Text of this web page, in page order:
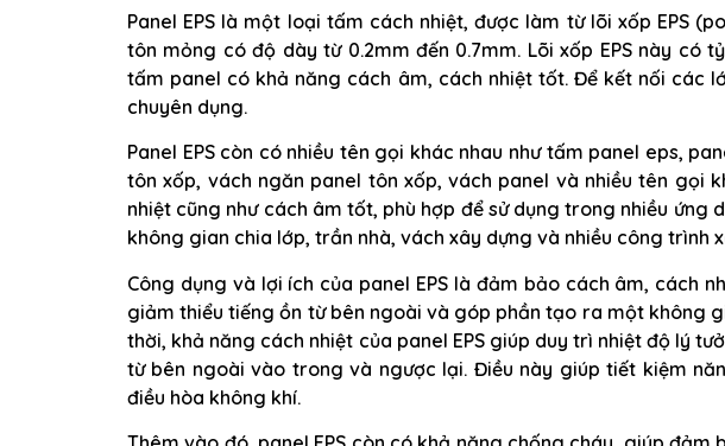
Panel EPS là một loại tấm cách nhiệt, được làm từ lõi xốp EPS
tôn mỏng có độ dày từ 0.2mm đến 0.7mm. Lõi xốp EPS này
tấm panel có khả năng cách âm, cách nhiệt tốt. Để kết nối các
chuyên dụng.
Panel EPS còn có nhiều tên gọi khác nhau như tấm panel eps,
tôn xốp, vách ngăn panel tôn xốp, vách panel và nhiều tên gọi
nhiệt cũng như cách âm tốt, phù hợp để sử dụng trong nhiều ứng
không gian chia lớp, trần nhà, vách xây dựng và nhiều công trình
Công dụng và lợi ích của panel EPS là đảm bảo cách âm, cách
giảm thiểu tiếng ồn từ bên ngoài và góp phần tạo ra một không
thời, khả năng cách nhiệt của panel EPS giúp duy trì nhiệt độ lý
từ bên ngoài vào trong và ngược lại. Điều này giúp tiết kiệm
điều hòa không khí.